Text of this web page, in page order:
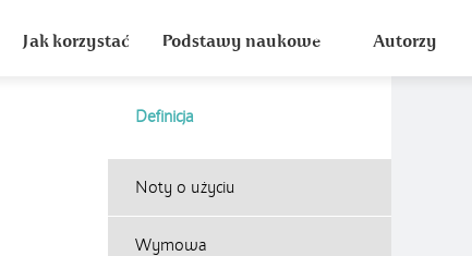
Jak korzystać Podstawy naukowe Autorzy
Definicja
Noty o użyciu
Wymowa